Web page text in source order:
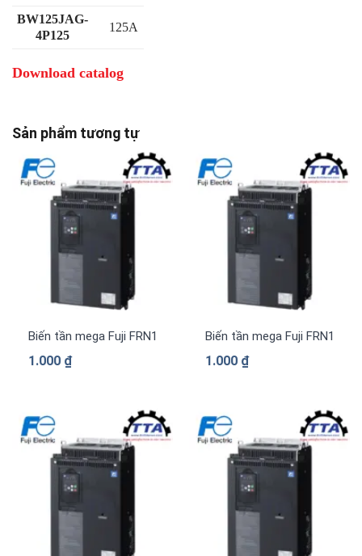
BW125JAG-
4P125
125A
Download catalog
Sản phẩm tương tự
Biến tần mega Fuji FRN1480G2S-4G 3 pha 380 V
1.000 ₫
Biến tần mega Fuji
1.000 ₫